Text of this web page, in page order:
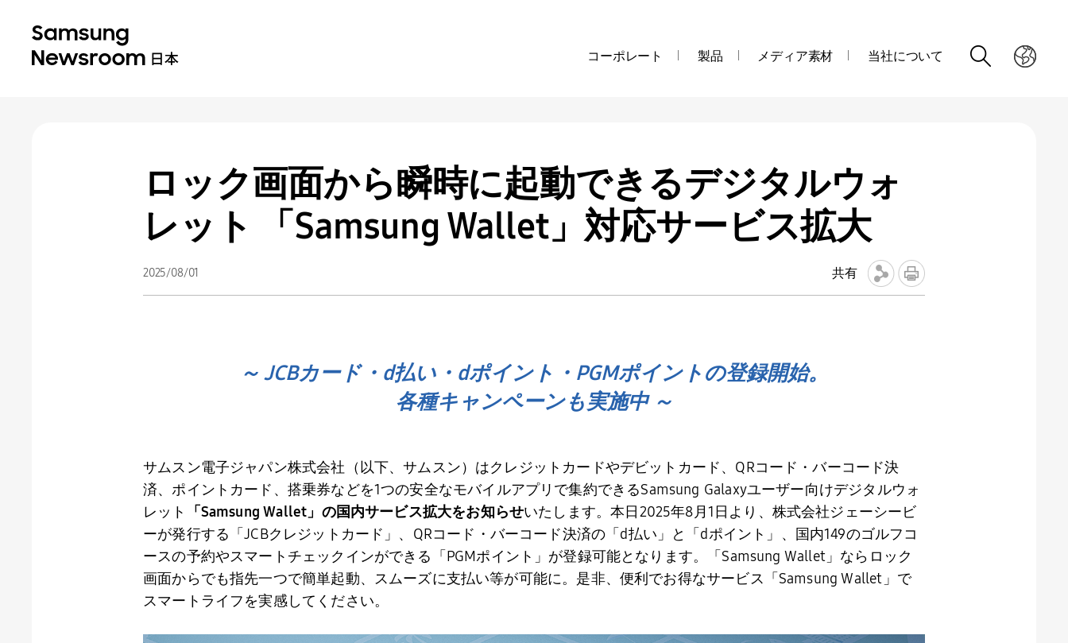
コーポレート 製品 メディア素材 当社について
ロック画面から瞬時に起動できるデジタルウォ
レット 「Samsung Wallet」対応サービス拡大
2025/08/01 共有
～ JCBカード・d払い・dポイント・PGMポイントの登録開始。
各種キャンペーンも実施中 ～
サムスン電子ジャパン株式会社（以下、サムスン）はクレジットカードやデビットカード、 QRコード・バーコード決
済、ポイントカード、搭乗券などを1つの安全なモバイルアプリで集約できるSamsung Galaxyユーザー向けデジタルウォ
レット
「 Samsung Wallet 」の国内サービス拡大をお知らせいたします。本日2025年8月1 日より、株式会社ジェーシービ
ーが発行する「JCBクレジットカード」、 QRコード・バーコード決済の「 d払い」と「 dポイント」、国内149のゴルフコ
ースの予約やスマートチェックインができる「 PGMポイント」が登録可能となります。「Samsung Wallet」ならロック
画面からでも指先一つで簡単起動、スムーズに支払い等が可能に。是非、便利でお得なサービス「 Samsung Wallet 」で
スマートライフを実感してください。